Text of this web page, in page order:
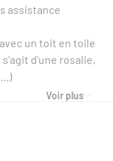
assistance
un toit en toile
d'une rosalie,
Voir plus